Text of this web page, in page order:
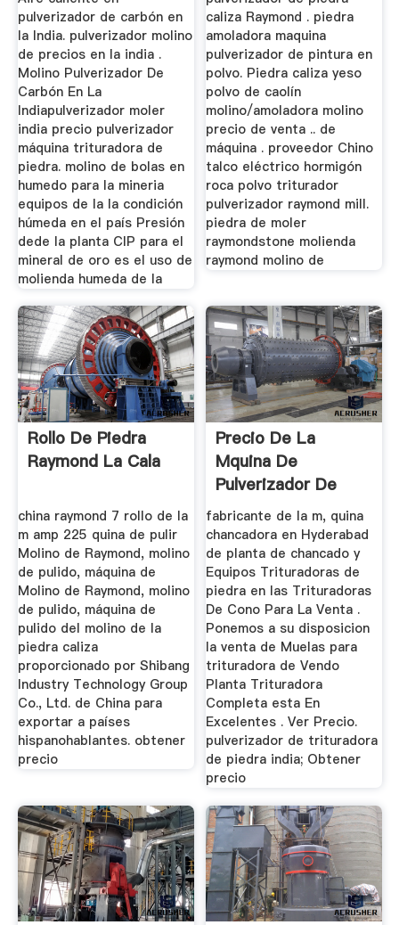
pulverizador de carbón en
la India. pulverizador molino
de precios en la india .
Molino Pulverizador De
Carbón En La
Indiapulverizador moler
india precio pulverizador
máquina trituradora de
piedra. molino de bolas en
humedo para la mineria
equipos de la la condición
húmeda en el país Presión
dede la planta CIP para el
mineral de oro es el uso de
molienda humeda de la
caliza Raymond . piedra
amoladora maquina
pulverizador de pintura en
polvo. Piedra caliza yeso
polvo de caolín
molino/amoladora molino
precio de venta .. de
máquina . proveedor Chino
talco eléctrico hormigón
roca polvo triturador
pulverizador raymond mill.
piedra de moler
raymondstone molienda
raymond molino de
Rollo De Piedra
Raymond La Cala
china raymond 7 rollo de la
m amp 225 quina de pulir
Molino de Raymond, molino
de pulido, máquina de
Molino de Raymond, molino
de pulido, máquina de
pulido del molino de la
piedra caliza
proporcionado por Shibang
Industry Technology Group
Co., Ltd. de China para
exportar a países
hispanohablantes. obtener
precio
Precio De La
Mquina De
Pulverizador De
Tierra Ms Completa
...
fabricante de la m, quina
chancadora en Hyderabad
de planta de chancado y
Equipos Trituradoras de
piedra en las Trituradoras
De Cono Para La Venta .
Ponemos a su disposicion
la venta de Muelas para
trituradora de Vendo
Planta Trituradora
Completa esta En
Excelentes . Ver Precio.
pulverizador de trituradora
de piedra india; Obtener
precio